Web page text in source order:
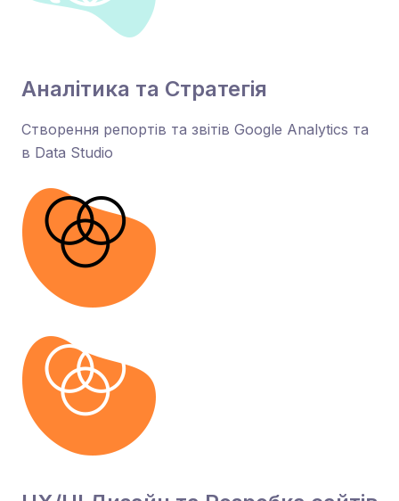
Аналітика та Стратегія
Створення репортів та звітів Google Analytics та
в Data Studio